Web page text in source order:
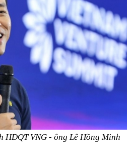
HĐQT VNG - ông Lê Hồng Minh